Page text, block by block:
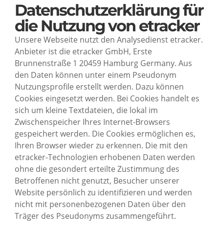
Datenschutzerklärung für
die Nutzung von etracker
Unsere Webseite nutzt den Analysedienst etracker.
Anbieter ist die etracker GmbH, Erste
Brunnenstraße 1 20459 Hamburg Germany. Aus
den Daten können unter einem Pseudonym
Nutzungsprofile erstellt werden. Dazu können
Cookies eingesetzt werden. Bei Cookies handelt es
sich um kleine Textdateien, die lokal im
Zwischenspeicher Ihres Internet-Browsers
gespeichert werden. Die Cookies ermöglichen es,
Ihren Browser wieder zu erkennen. Die mit den
etracker-Technologien erhobenen Daten werden
ohne die gesondert erteilte Zustimmung des
Betroffenen nicht genutzt, Besucher unserer
Website persönlich zu identifizieren und werden
nicht mit personenbezogenen Daten über den
Träger des Pseudonyms zusammengeführt.